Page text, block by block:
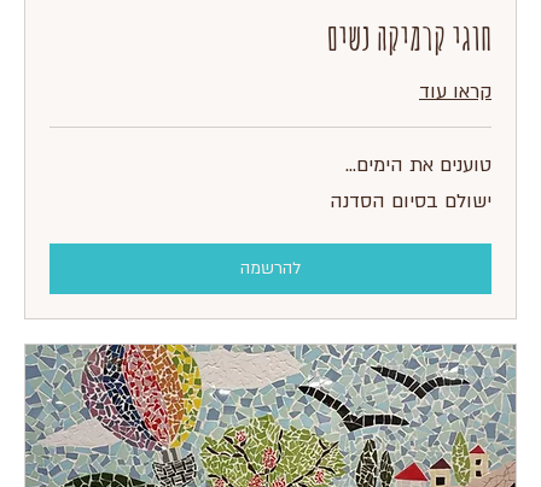
חוגי קרמיקה נשים
קראו עוד
טוענים את הימים...
בסיום
ישולם בסיום הסדנה
להרשמה